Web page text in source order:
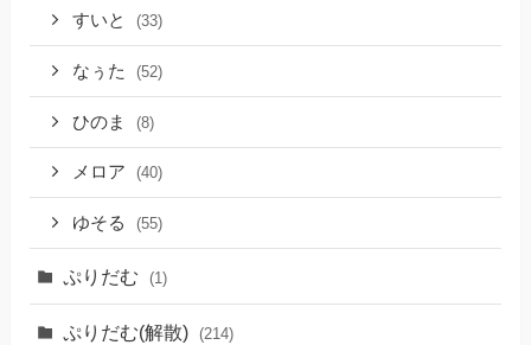
すいと (33)
なぅた (52)
ひのま (8)
メロア (40)
ゆそる (55)
ぷりだむ (1)
ぷりだむ(解散) (214)